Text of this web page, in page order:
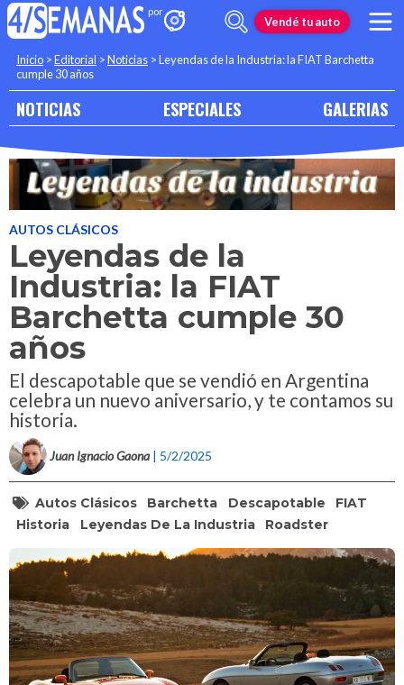
Vendé tu auto
Inicio >Editorial >Noticias >Leyendas de la Industria: la FIAT Barchetta
cumple 30 años
NOTICIAS ESPECIALES GALERIAS
AUTOS CLÁSICOS
Leyendas de la
Industria: la FIAT
Barchetta cumple 30
años
El descapotable que se vendió en Argentina
celebra un nuevo aniversario, y te contamos su
historia.
Juan Ignacio Gaona | 5/2/2025
Autos Clásicos Barchetta Descapotable
FIAT
Historia
Leyendas De La Industria Roadster